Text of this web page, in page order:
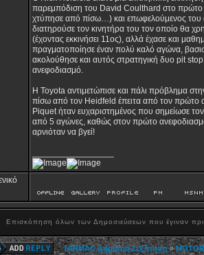
παρεμπόδιση του David Coulthard στο πρώτο
χτύπησε από πίσω…) και επωφελούμενος του
διατηρούσε τον κινητήρα του τον οποίο θα
(έχοντας εκκινήσει 11ος), αλλά έχασε και
πραγματοποίησε έναν πολύ καλό αγώνα,
ακολούθησε και αυτός στρατηγική δυο pit
ανεφοδιασμό.
Η Toyota αντιμετώπισε και πάλι πρόβλημα
πίσω από τον Heidfeld έπειτα από τον πρώτο
Piquet ήταν ευχαριστημένος που σημείωσε
από 5 αγώνες, καθώς στον πρώτο
αρνιόταν να βγεί!
Επισκόπηση όλων των Δημοσιεύσεων που έγιναν
TARMAC Δημόσια Συζήτηση»